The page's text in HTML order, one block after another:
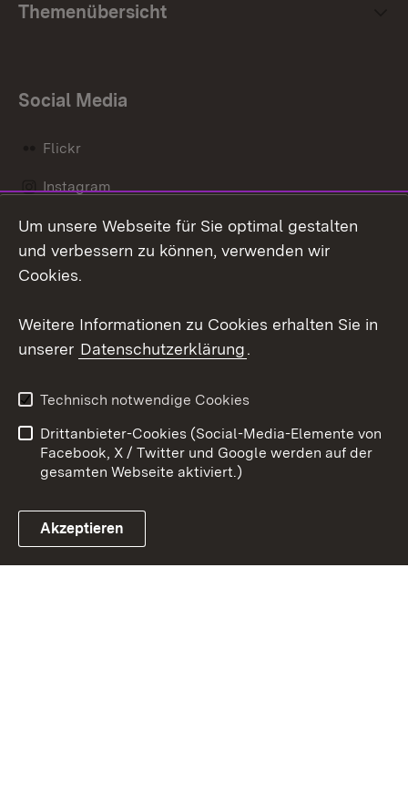
Themenübersicht
Social Media
Flickr
Instagram
Social Wall
Link zum Landesportal
Barrierefreiheit
Benutzungshinweise
Impressum
Cookies
Um unsere Webseite für Sie optimal gestalten
und verbessern zu können, verwenden wir
Cookies.
Weitere Informationen zu Cookies erhalten Sie in
unserer Datenschutzerklärung.
Technisch notwendige Cookies
Drittanbieter-Cookies (Social-Media-Elemente von
Facebook, X / Twitter und Google werden auf der
gesamten Webseite aktiviert.)
Akzeptieren